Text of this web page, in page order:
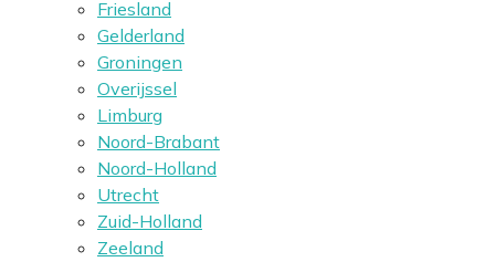
Friesland
Gelderland
Groningen
Overijssel
Limburg
Noord-Brabant
Noord-Holland
Utrecht
Zuid-Holland
Zeeland